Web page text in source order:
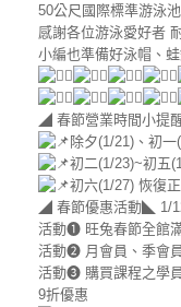
50公尺國際標準游泳
感謝各位游泳愛好者
小編也準備好泳帽、
◢ 春節營業時間小提
除夕(1/21)、初
初二(1/23)~初五
初六(1/27) 恢復
◢ 春節優惠活動◣ 1/
活動❶ 旺兔春節全館
活動❷ 月會員、季會
活動❸ 購買課程之學
9折優惠